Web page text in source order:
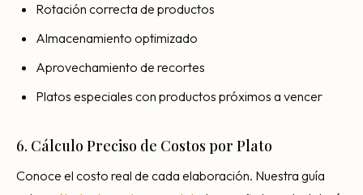
Rotación correcta de productos
Almacenamiento optimizado
Aprovechamiento de recortes
Platos especiales con productos próximos a vencer
6. Cálculo Preciso de Costos por Plato
Conoce el costo real de cada elaboración. Nuestra guía